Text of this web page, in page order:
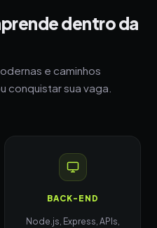
dentro da
e caminhos
conquistar sua vaga.
BACK-END
Node.js, Express, APIs,